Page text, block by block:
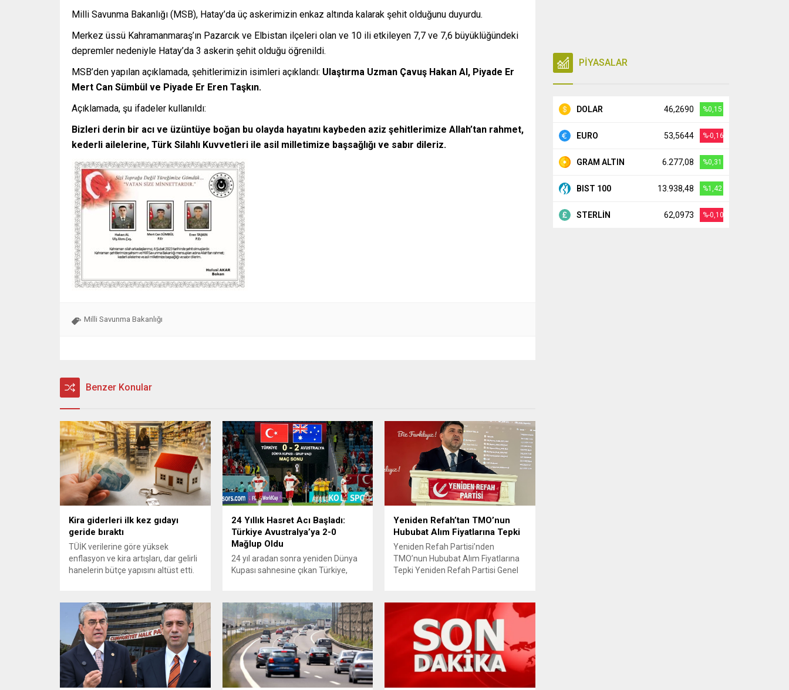
Milli Savunma Bakanlığı (MSB), Hatay’da üç askerimizin enkaz altında kalarak şehit olduğunu duyurdu.
Merkez üssü Kahramanmaraş’ın Pazarcık ve Elbistan ilçeleri olan ve 10 ili etkileyen 7,7 ve 7,6 büyüklüğündeki
depremler nedeniyle Hatay’da 3 askerin şehit olduğu öğrenildi.
MSB’den yapılan açıklamada, şehitlerimizin isimleri açıklandı: Ulaştırma Uzman Çavuş Hakan Al, Piyade Er
Mert Can Sümbül ve Piyade Er Eren Taşkın.
Açıklamada, şu ifadeler kullanıldı:
Bizleri derin bir acı ve üzüntüye boğan bu olayda hayatını kaybeden aziz şehitlerimize Allah’tan rahmet,
kederli ailelerine, Türk Silahlı Kuvvetleri ile asil milletimize başsağlığı ve sabır dileriz.
Milli Savunma Bakanlığı
Benzer Konular
Kira giderleri ilk kez gıdayı
geride bıraktı
TÜİK verilerine göre yüksek
enflasyon ve kira artışları, dar gelirli
hanelerin bütçe yapısını altüst etti.
itibarıyla %39’a ulaşarak gıda
harcamalarını geride bıraktı ve son
23 yılın zirvesine çıktı. Türkiye’de
yaşanan yüksek enflasyon ve hız
kazanan kira artışları, düşük...
24 Yıllık Hasret Acı Başladı:
Türkiye Avustralya’ya 2-0
Mağlup Oldu
24 yıl aradan sonra yeniden Dünya
Kupası sahnesine çıkan Türkiye,
yapamadı. Ay-yıldızlı ekip, grup
mücadelesinin açılış
karşılaşmasında rakibine 2-0
mağlup olarak Dünya Kupası
serüvenine puansız başladı.
Karşılaşmanın ilk dakikalarından
itibaren iki takım da kontrollü bir
oyun sergilerken, Avustralya
Yeniden Refah’tan TMO’nun
Hububat Alım Fiyatlarına Tepki
Yeniden Refah Partisi’nden
TMO’nun Hububat Alım Fiyatlarına
Tepki Yeniden Refah Partisi Genel
Bayramoğlu, Toprak Mahsulleri
Ofisi’nin (TMO) açıkladığı hububat
alım fiyatlarına ilişkin yazılı bir
açıklama yaptı. Bayramoğlu,
açıklanan fiyatların çiftçinin artan
maliyetlerini karşılamaktan uzak
olduğunu savunarak fiyatların
yeniden değerlendirilmesi
PİYASALAR
DOLAR 46,2690 %0,15
EURO 53,5644 %-0,16
GRAM ALTIN 6.277,08 %0,31
BIST 100 13.938,48 %1,42
STERLİN 62,0973 %-0,10